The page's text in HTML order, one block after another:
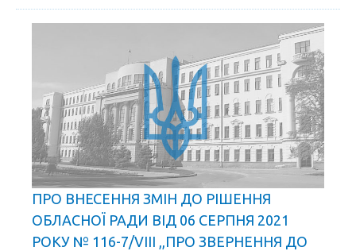
ПРО ВНЕСЕННЯ ЗМІН ДО РІШЕННЯ
ОБЛАСНОЇ РАДИ ВІД 06 СЕРПНЯ 2021
РОКУ № 116-7/VIII ,,ПРО ЗВЕРНЕННЯ ДО